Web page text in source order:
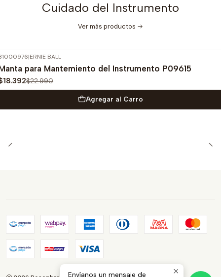
Cuidado del Instrumento
Ver más productos
OFF
|ERNIE BALL
para Mantemiento del Instrumento P09615
$22.990
Agregar al Carro
Envíanos un mensaje de